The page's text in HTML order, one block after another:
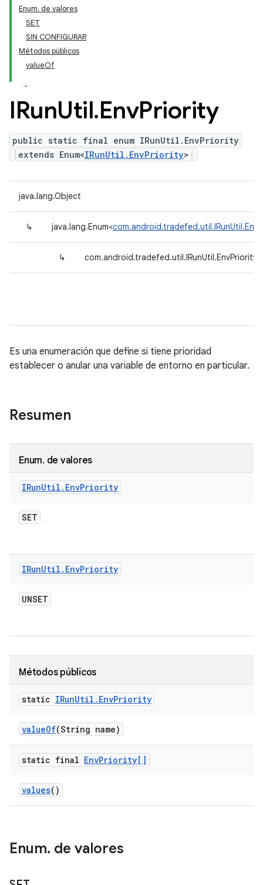
Enum. de valores
SET
SIN CONFIGURAR
Métodos públicos
valueOf
IRunUtil.EnvPriority
public static final enum IRunUtil.EnvPriority
extends Enum<IRunUtil.EnvPriority>
java.lang.Object
↳ java.lang.Enum<
↳ com.android.tradefed.util.IRunUtil.EnvPriority
Es una enumeración que define si tiene prioridad
establecer o anular una variable de entorno en particular.
Resumen
Enum. de valores
IRunUtil . EnvPriority
SET
IRunUtil . EnvPriority
UNSET
Métodos públicos
static IRunUtil . EnvPriority
valueOf(String name)
static final EnvPriority[]
values()
Enum. de valores